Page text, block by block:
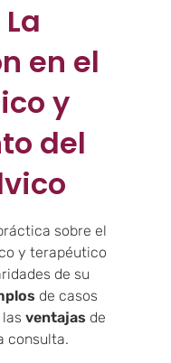
en el
y
del
sobre el
y terapéutico
de su
de casos
ventajas de
consulta.